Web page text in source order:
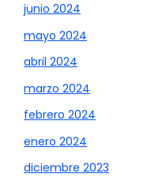
junio 2024
mayo 2024
abril 2024
marzo 2024
febrero 2024
enero 2024
diciembre 2023